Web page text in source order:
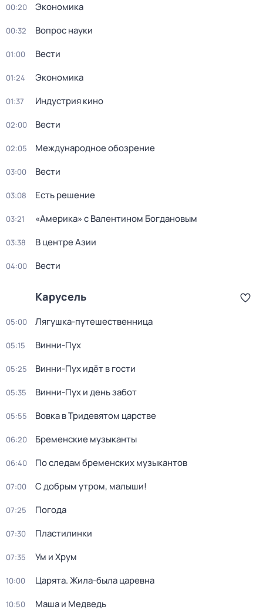
00:20 Экономика
00:32 Вопрос науки
01:00 Вести
01:24 Экономика
01:37 Индустрия кино
02:00 Вести
02:05 Международное обозрение
03:00 Вести
03:08 Есть решение
03:21 «Америка» с Валентином Богдановым
03:38 В центре Азии
04:00 Вести
Карусель
05:00 Лягушка-путешественница
05:15 Винни-Пух
05:25 Винни-Пух идёт в гости
05:35 Винни-Пух и день забот
05:55 Вовка в Тридевятом царстве
06:20 Бременские музыканты
06:40 По следам бременских музыкантов
07:00 С добрым утром, малыши!
07:25 Погода
07:30 Пластилинки
07:35 Ум и Хрум
10:00 Царята. Жила-была царевна
10:50 Маша и Медведь